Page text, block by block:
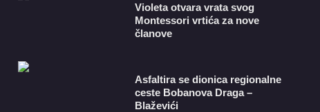
Violeta otvara vrata svog
Montessori vrtića za nove
članove
Asfaltira se dionica regionalne
ceste Bobanova Draga –
Blaževići